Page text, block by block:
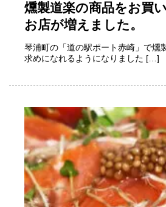
燻製道楽の商品をお買
お店が増えました。
琴浦町の「道の駅ポート赤崎」で燻
求めになれるようになりました […]